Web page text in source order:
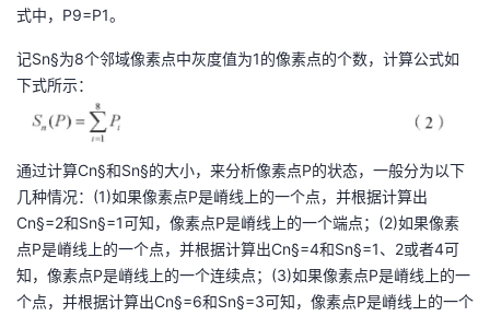
式中，P9=P1。
记Sn§为8个邻域像素点中灰度值为1的像素点的个数，计算公式如
下式所示：
通过计算Cn§和Sn§的大小，来分析像素点P的状态，一般分为以下
几种情况：(1)如果像素点P是嵴线上的一个点，并根据计算出
Cn§=2和Sn§=1可知，像素点P是嵴线上的一个端点；(2)如果像素
点P是嵴线上的一个点，并根据计算出Cn§=4和Sn§=1、2或者4可
知，像素点P是嵴线上的一个连续点；(3)如果像素点P是嵴线上的一
个点，并根据计算出Cn§=6和Sn§=3可知，像素点P是嵴线上的一个